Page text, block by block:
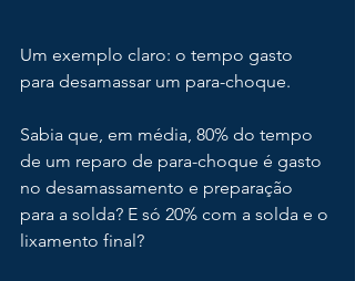
Um exemplo claro: o tempo gasto
para desamassar um para-choque.
Sabia que, em média, 80% do tempo
de um reparo de para-choque é gasto
no desamassamento e preparação
para a solda? E só 20% com a solda e o
lixamento final?